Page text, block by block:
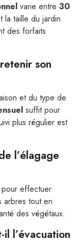
varie entre 30
la taille du jardin.
des forfaits
son
et du type de
suffit pour
plus régulier est
l’élagage
effectuer
arbres tout en
des végétaux.
l’évacuation